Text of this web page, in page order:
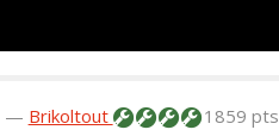
— Brikoltout 1859 pts